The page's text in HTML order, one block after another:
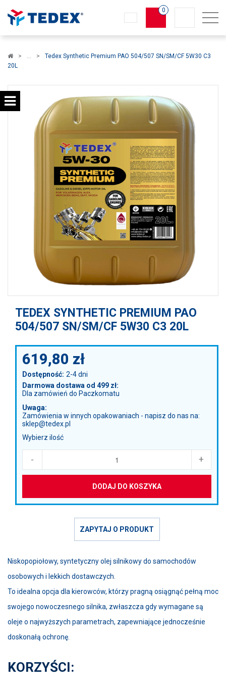
0
Koszyk
Tedex Synthetic Premium PAO 504/507 SN/SM/CF 5W30 C3
20L
TEDEX SYNTHETIC PREMIUM PAO
504/507 SN/SM/CF 5W30 C3 20L
619,80 zł
Dostępność: 2-4 dni
Darmowa dostawa od 499 zł:
Dla zamówień do Paczkomatu
Uwaga:
Zamówienia w innych opakowaniach - napisz do nas na:
sklep@tedex.pl
Wybierz ilość
+
-
DODAJ DO KOSZYKA
ZAPYTAJ O PRODUKT
Niskopopiołowy, syntetyczny olej silnikowy do samochodów
osobowych i lekkich dostawczych.
To idealna opcja dla kierowców, którzy pragną osiągnąć pełną moc
swojego nowoczesnego silnika, zwłaszcza gdy wymagane są
oleje o najwyższych parametrach, zapewniające jednocześnie
doskonałą ochronę.
KORZYŚCI: